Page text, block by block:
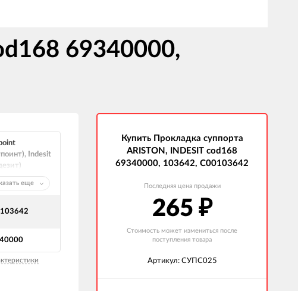
69340000,
Indesit
еще
Купить Прокладка суппорта
ARISTON, INDESIT cod168
69340000, 103642, C00103642
Последняя цена продажи
265 ₽
Стоимость может измениться после
поступления товара
Артикул: СУПС025